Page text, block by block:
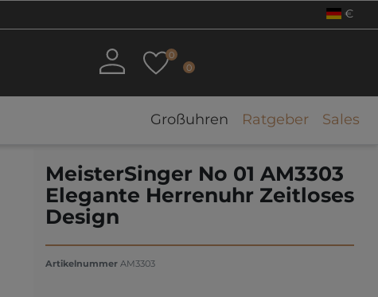
€
0
0
Großuhren Ratgeber Sales
MeisterSinger No 01 AM3303
Elegante Herrenuhr Zeitloses
Design
Artikelnummer AM3303